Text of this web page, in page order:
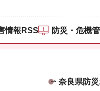
情報RSS 防災・危機
奈良県防